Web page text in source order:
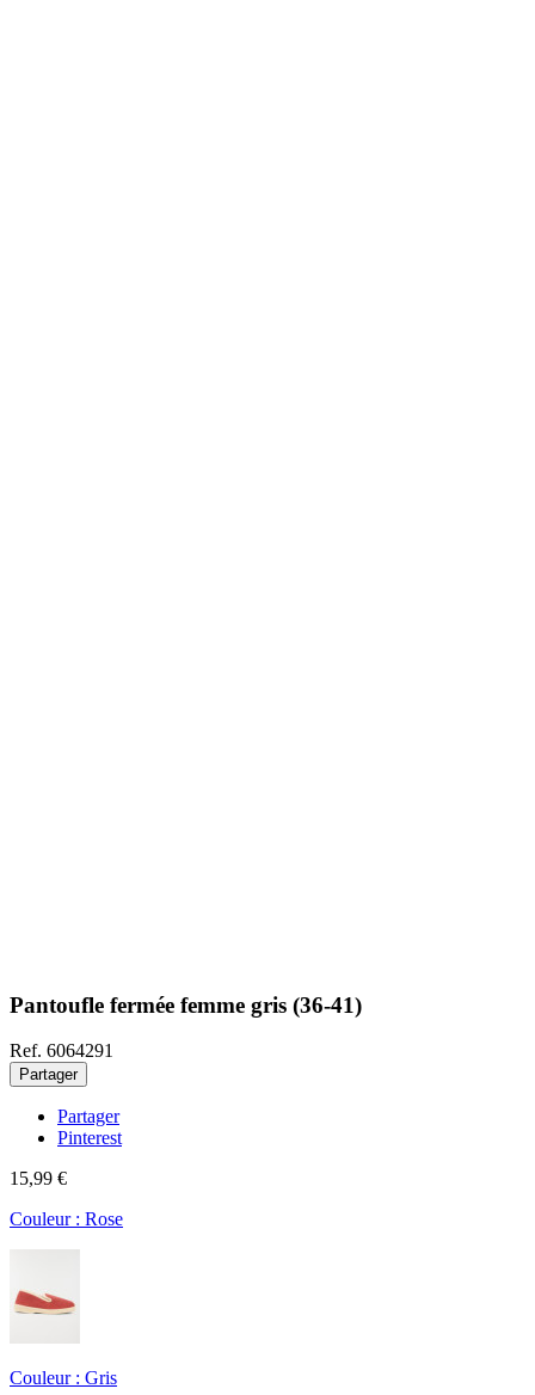
Pantoufle fermée femme gris (36-41)
Ref. 6064291
Partager
Partager
Pinterest
15,99 €
Couleur : Rose
Couleur : Gris